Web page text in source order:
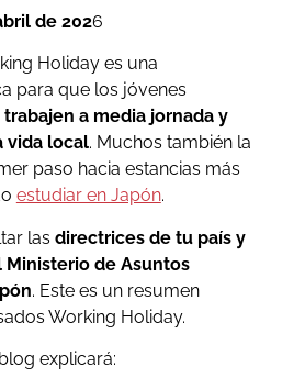
de 2026
Holiday es una
para que los jóvenes
a media jornada y
vida local. Muchos también la
paso hacia estancias más
estudiar en Japón.
las directrices de tu país y
de Asuntos
. Este es un resumen
Working Holiday.
explicará: